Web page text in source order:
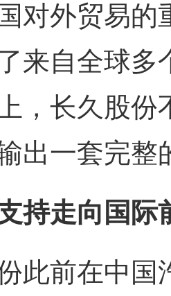
对外贸易
来自全球多
，长久股份
出一套完整
持走向国际
前在中国